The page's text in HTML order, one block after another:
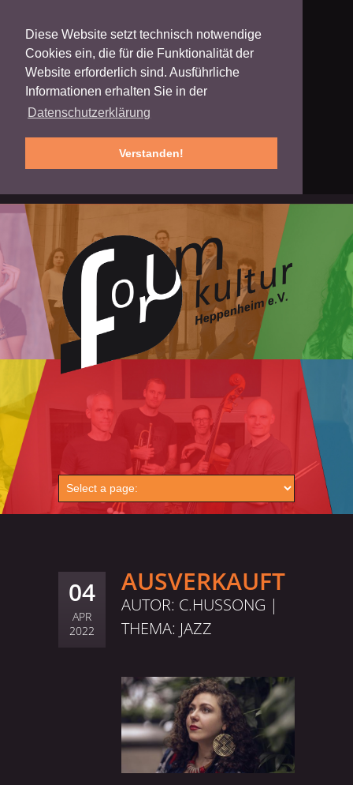
Diese Website setzt technisch notwendige
Cookies ein, die für die Funktionalität der
Website erforderlich sind. Ausführliche
Informationen erhalten Sie in der
Datenschutzerklärung
Verstanden!
04
APR
2022
AUSVERKAUFT
AUTOR: C.HUSSONG |
THEMA: JAZZ